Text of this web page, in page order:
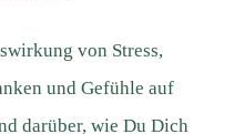
von Stress,
und Gefühle auf
darüber, wie Du Dich